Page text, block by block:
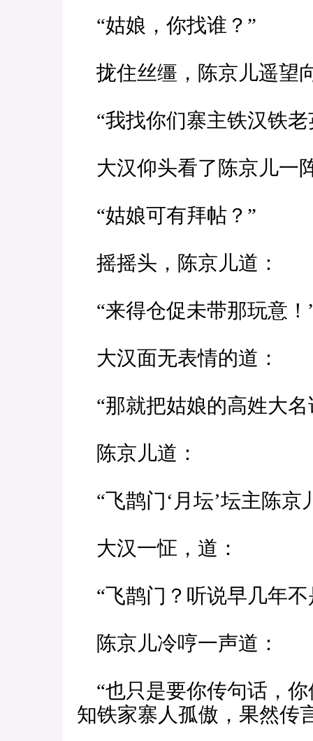
“姑娘，你找谁？”
拢住丝缰，陈京儿遥望
“我找你们寨主铁汉铁老
大汉仰头看了陈京儿一
“姑娘可有拜帖？”
摇摇头，陈京儿道：
“来得仓促未带那玩意！
大汉面无表情的道：
“那就把姑娘的高姓大名
陈京儿道：
“飞鹊门‘月坛’坛主陈京
大汉一怔，道：
“飞鹊门？听说早几年
陈京儿冷哼一声道：
“也只是要你传句话，
知铁家寨人孤傲，果然传